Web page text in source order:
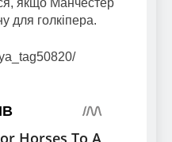
якщо Манчестер
для голкіпера.